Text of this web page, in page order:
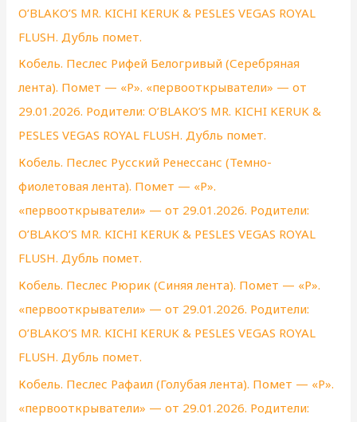
O’BLAKO’S MR. KICHI KERUK & PESLES VEGAS ROYAL
FLUSH. Дубль помет.
Кобель. Песлес Рифей Белогривый (Серебряная
лента). Помет — «Р». «первооткрыватели» — от
29.01.2026. Родители: O’BLAKO’S MR. KICHI KERUK &
PESLES VEGAS ROYAL FLUSH. Дубль помет.
Кобель. Песлес Русский Ренессанс (Темно-
фиолетовая лента). Помет — «Р».
«первооткрыватели» — от 29.01.2026. Родители:
O’BLAKO’S MR. KICHI KERUK & PESLES VEGAS ROYAL
FLUSH. Дубль помет.
Кобель. Песлес Рюрик (Синяя лента). Помет — «Р».
«первооткрыватели» — от 29.01.2026. Родители:
O’BLAKO’S MR. KICHI KERUK & PESLES VEGAS ROYAL
FLUSH. Дубль помет.
Кобель. Песлес Рафаил (Голубая лента). Помет — «Р».
«первооткрыватели» — от 29.01.2026. Родители: